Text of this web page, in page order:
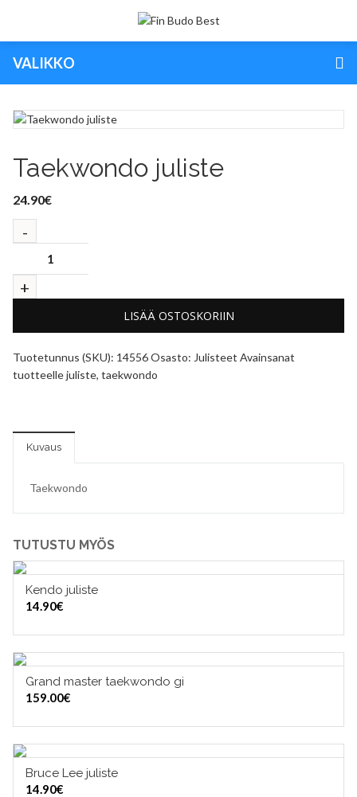
VALIKKO
Taekwondo juliste
24.90€
LISÄÄ OSTOSKORIIN
Tuotetunnus (SKU): 14556Osasto: Julisteet Avainsanat
tuotteellejuliste, taekwondo
Kuvaus
Taekwondo
TUTUSTU MYÖS
Kendo juliste
14.90€
VALITSE VAIHTOEHDOISTA
Grand master taekwondo gi
159.00€
Bruce Lee juliste
14.90€